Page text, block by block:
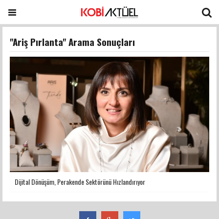
"Ariş Pırlanta" Arama Sonuçları
Dijital Dönüşüm, Perakende Sektörünü Hızlandırıyor